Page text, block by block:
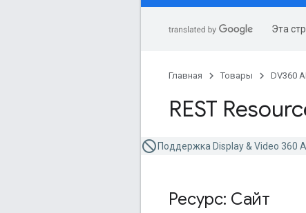
Эта
Главная Товары DV360
REST
Поддержка Display & Video 360
Ресурс: Сайт